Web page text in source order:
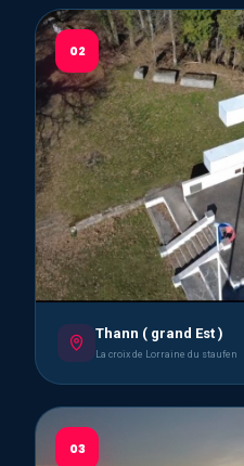
02
Thann ( grand Est )
La croix de Lorraine du staufen
03